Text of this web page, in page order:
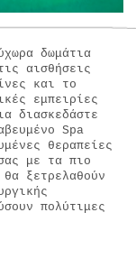
δωμάτια
αισθήσεις
και το
εμπειρίες
διασκεδάστε
Spa
θεραπείες
με τα πιο
ξετρελαθούν
πολύτιμες